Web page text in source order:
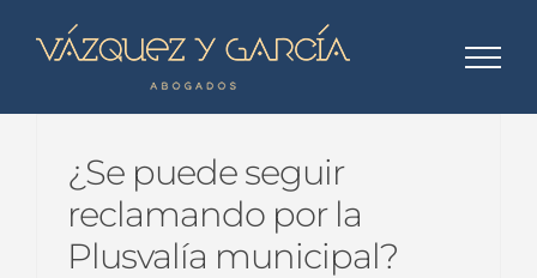
¿Se puede seguir
reclamando por la
Plusvalía municipal?